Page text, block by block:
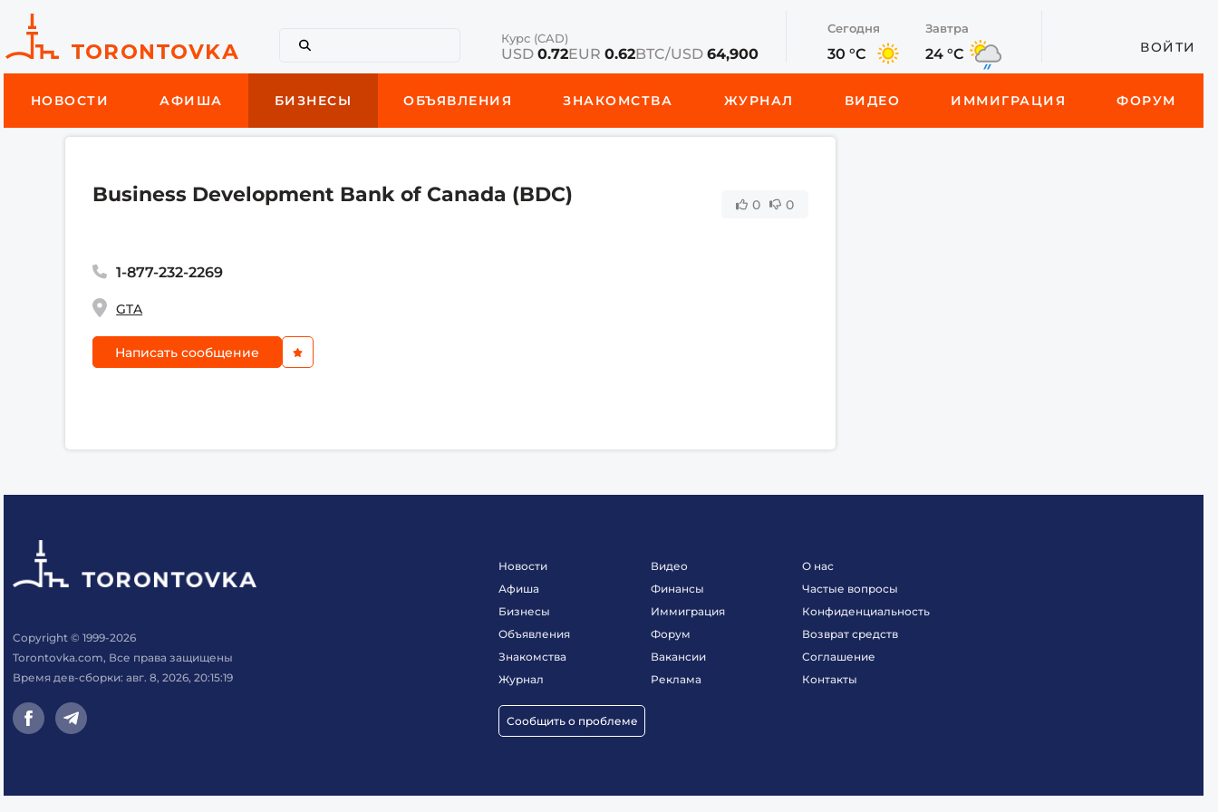
Курс (CAD)
USD 0.72EUR 0.62BTC/USD 64,900
Сегодня
30 °C
Завтра
24 °C ВОЙТИ
НОВОСТИ АФИША БИЗНЕСЫ ОБЪЯВЛЕНИЯ ЗНАКОМСТВА ЖУРНАЛ ВИДЕО ИММИГРАЦИЯ ФОРУМ
Business Development Bank of Canada (BDC) 0 0
1-877-232-2269
GTA
Написать сообщение
Copyright © 1999-2026
Torontovka.com, Все права защищены
Время дев-сборки: авг. 8, 2026, 20:15:19
Новости
Афиша
Бизнесы
Объявления
Знакомства
Журнал
Сообщить о проблеме
Видео
Финансы
Иммиграция
Форум
Вакансии
Реклама
О нас
Частые вопросы
Конфиденциальность
Возврат средств
Соглашение
Контакты